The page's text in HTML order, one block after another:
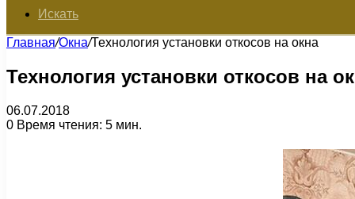
Искать
Главная/Окна/Технология установки откосов на окна
Технология установки откосов на
06.07.2018
0 Время чтения: 5 мин.